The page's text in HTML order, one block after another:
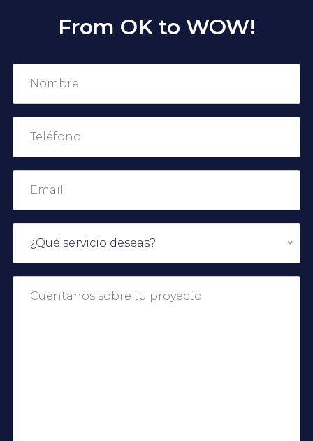
From OK to WOW!
¿Qué servicio deseas?